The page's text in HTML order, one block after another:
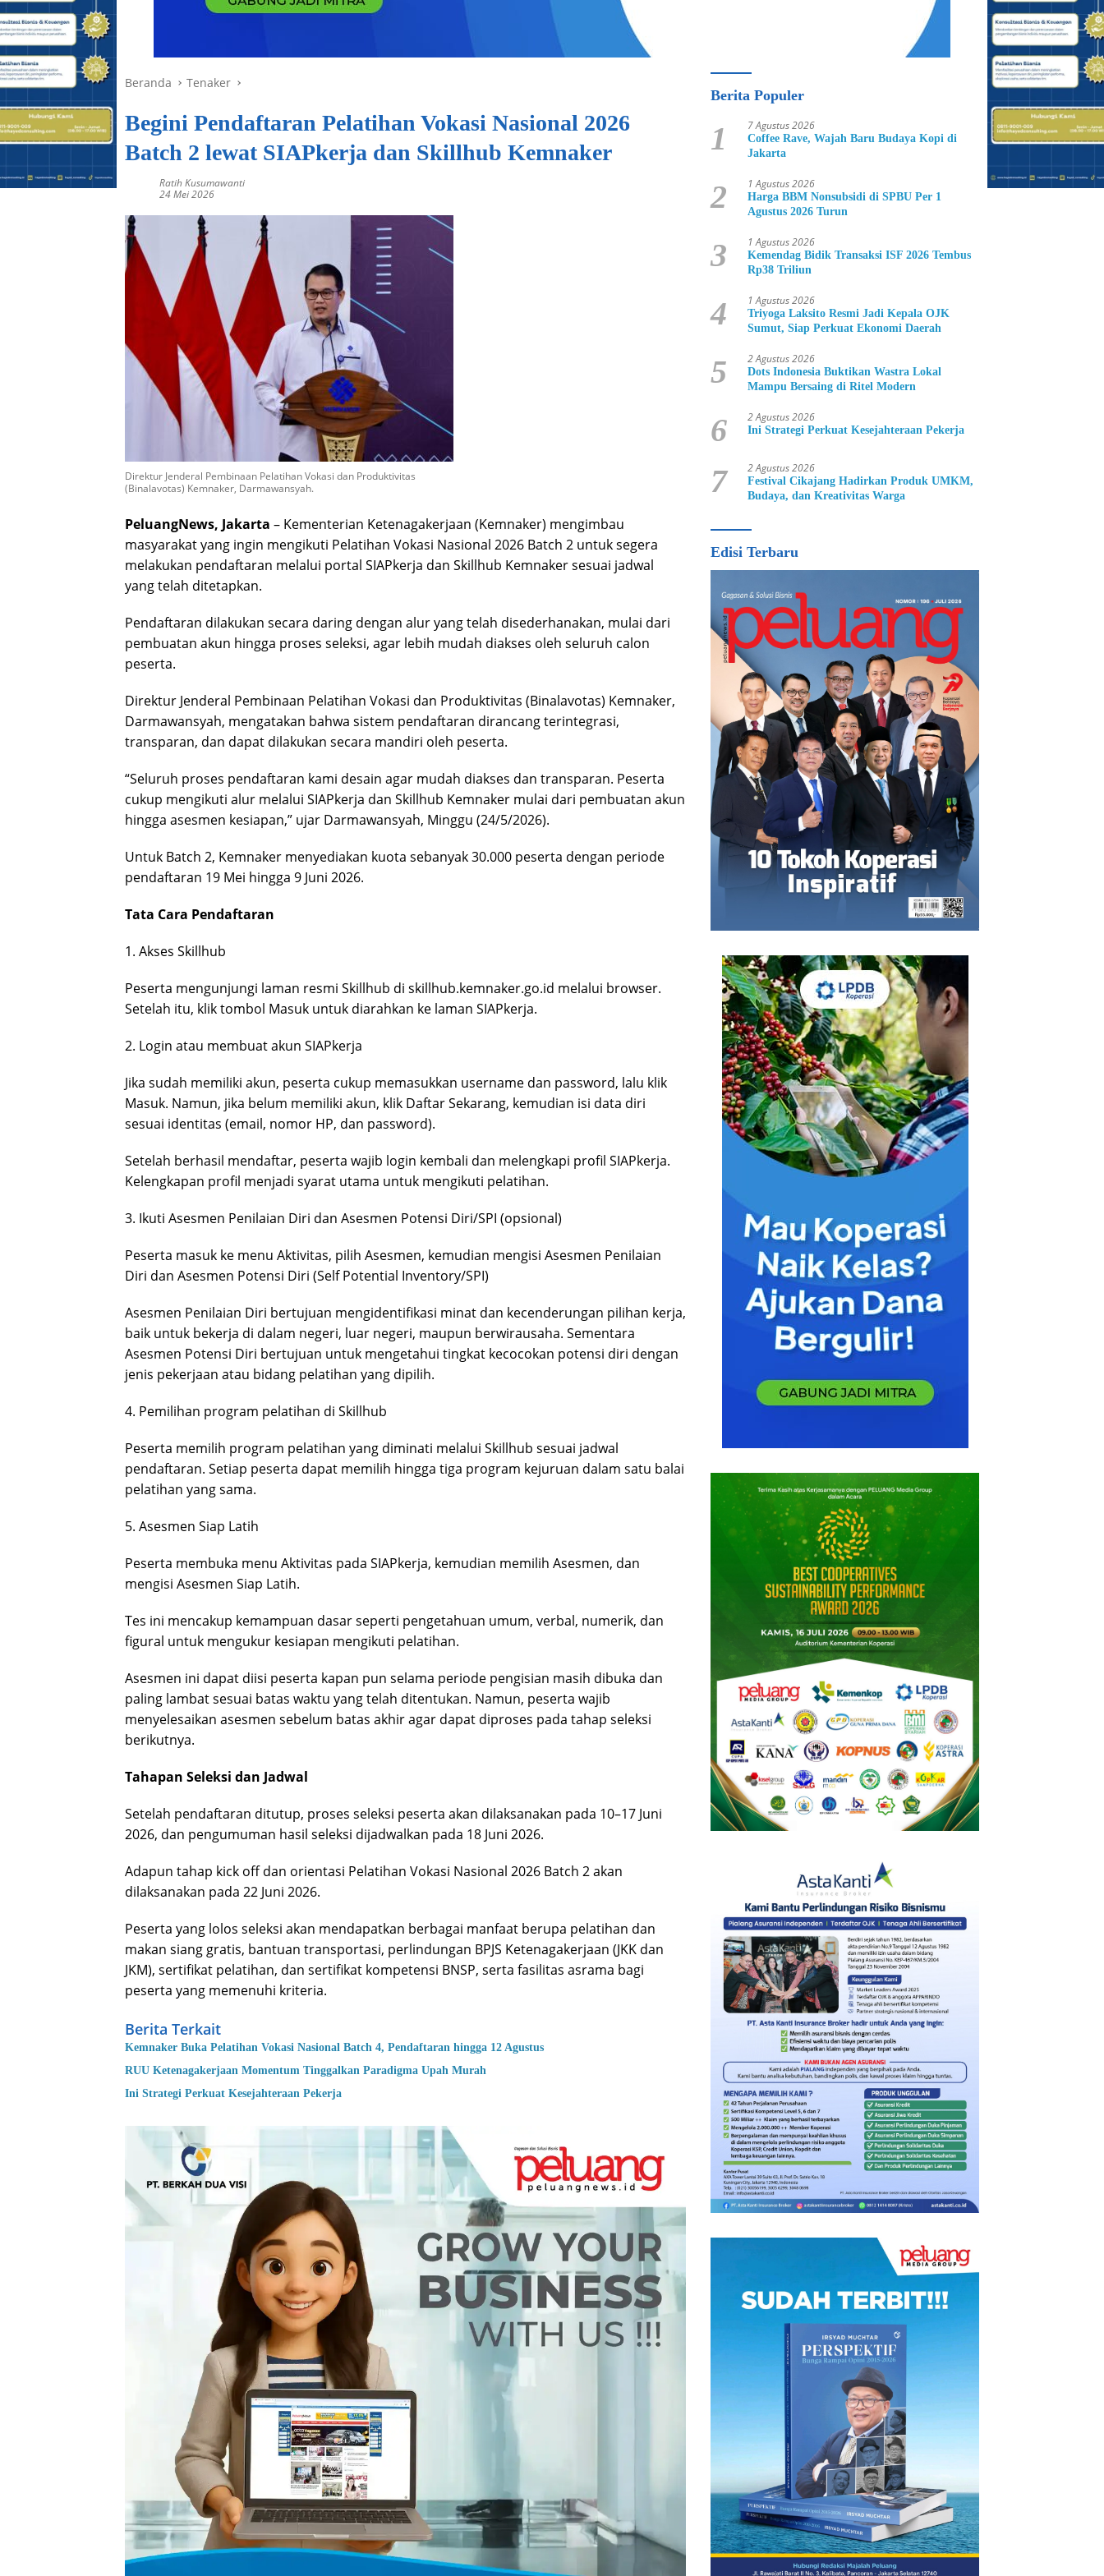
Beranda Tenaker
Begini Pendaftaran Pelatihan Vokasi Nasional 2026
Batch 2 lewat SIAPkerja dan Skillhub Kemnaker
Ratih Kusumawanti
24 Mei 2026
Direktur Jenderal Pembinaan Pelatihan Vokasi dan Produktivitas
(Binalavotas) Kemnaker, Darmawansyah.
PeluangNews, Jakarta – Kementerian Ketenagakerjaan (Kemnaker) mengimbau
masyarakat yang ingin mengikuti Pelatihan Vokasi Nasional 2026 Batch 2 untuk segera
melakukan pendaftaran melalui portal SIAPkerja dan Skillhub Kemnaker sesuai jadwal
yang telah ditetapkan.
Pendaftaran dilakukan secara daring dengan alur yang telah disederhanakan, mulai dari
pembuatan akun hingga proses seleksi, agar lebih mudah diakses oleh seluruh calon
peserta.
Direktur Jenderal Pembinaan Pelatihan Vokasi dan Produktivitas (Binalavotas) Kemnaker,
Darmawansyah, mengatakan bahwa sistem pendaftaran dirancang terintegrasi,
transparan, dan dapat dilakukan secara mandiri oleh peserta.
“Seluruh proses pendaftaran kami desain agar mudah diakses dan transparan. Peserta
cukup mengikuti alur melalui SIAPkerja dan Skillhub Kemnaker mulai dari pembuatan akun
hingga asesmen kesiapan,” ujar Darmawansyah, Minggu (24/5/2026).
Untuk Batch 2, Kemnaker menyediakan kuota sebanyak 30.000 peserta dengan periode
pendaftaran 19 Mei hingga 9 Juni 2026.
Tata Cara Pendaftaran
1. Akses Skillhub
Peserta mengunjungi laman resmi Skillhub di skillhub.kemnaker.go.id melalui browser.
Setelah itu, klik tombol Masuk untuk diarahkan ke laman SIAPkerja.
2. Login atau membuat akun SIAPkerja
Jika sudah memiliki akun, peserta cukup memasukkan username dan password, lalu klik
Masuk. Namun, jika belum memiliki akun, klik Daftar Sekarang, kemudian isi data diri
sesuai identitas (email, nomor HP, dan password).
Setelah berhasil mendaftar, peserta wajib login kembali dan melengkapi profil SIAPkerja.
Kelengkapan profil menjadi syarat utama untuk mengikuti pelatihan.
3. Ikuti Asesmen Penilaian Diri dan Asesmen Potensi Diri/SPI (opsional)
Peserta masuk ke menu Aktivitas, pilih Asesmen, kemudian mengisi Asesmen Penilaian
Diri dan Asesmen Potensi Diri (Self Potential Inventory/SPI)
Asesmen Penilaian Diri bertujuan mengidentifikasi minat dan kecenderungan pilihan kerja,
baik untuk bekerja di dalam negeri, luar negeri, maupun berwirausaha. Sementara
Asesmen Potensi Diri bertujuan untuk mengetahui tingkat kecocokan potensi diri dengan
jenis pekerjaan atau bidang pelatihan yang dipilih.
4. Pemilihan program pelatihan di Skillhub
Peserta memilih program pelatihan yang diminati melalui Skillhub sesuai jadwal
pendaftaran. Setiap peserta dapat memilih hingga tiga program kejuruan dalam satu balai
pelatihan yang sama.
5. Asesmen Siap Latih
Peserta membuka menu Aktivitas pada SIAPkerja, kemudian memilih Asesmen, dan
mengisi Asesmen Siap Latih.
Tes ini mencakup kemampuan dasar seperti pengetahuan umum, verbal, numerik, dan
figural untuk mengukur kesiapan mengikuti pelatihan.
Asesmen ini dapat diisi peserta kapan pun selama periode pengisian masih dibuka dan
paling lambat sesuai batas waktu yang telah ditentukan. Namun, peserta wajib
menyelesaikan asesmen sebelum batas akhir agar dapat diproses pada tahap seleksi
berikutnya.
Tahapan Seleksi dan Jadwal
Setelah pendaftaran ditutup, proses seleksi peserta akan dilaksanakan pada 10–17 Juni
2026, dan pengumuman hasil seleksi dijadwalkan pada 18 Juni 2026.
Adapun tahap kick off dan orientasi Pelatihan Vokasi Nasional 2026 Batch 2 akan
dilaksanakan pada 22 Juni 2026.
Peserta yang lolos seleksi akan mendapatkan berbagai manfaat berupa pelatihan dan
makan siang gratis, bantuan transportasi, perlindungan BPJS Ketenagakerjaan (JKK dan
JKM), sertifikat pelatihan, dan sertifikat kompetensi BNSP, serta fasilitas asrama bagi
peserta yang memenuhi kriteria.
Berita Terkait
Kemnaker Buka Pelatihan Vokasi Nasional Batch 4, Pendaftaran hingga 12 Agustus
RUU Ketenagakerjaan Momentum Tinggalkan Paradigma Upah Murah
Ini Strategi Perkuat Kesejahteraan Pekerja
Berita Populer
1 7 Agustus 2026
Coffee Rave, Wajah Baru Budaya Kopi di
Jakarta
2 1 Agustus 2026
Harga BBM Nonsubsidi di SPBU Per 1
Agustus 2026 Turun
3 1 Agustus 2026
Kemendag Bidik Transaksi ISF 2026 Tembus
Rp38 Triliun
4 1 Agustus 2026
Triyoga Laksito Resmi Jadi Kepala OJK
Sumut, Siap Perkuat Ekonomi Daerah
5 2 Agustus 2026
Dots Indonesia Buktikan Wastra Lokal
Mampu Bersaing di Ritel Modern
6 2 Agustus 2026
Ini Strategi Perkuat Kesejahteraan Pekerja
7 2 Agustus 2026
Festival Cikajang Hadirkan Produk UMKM,
Budaya, dan Kreativitas Warga
Edisi Terbaru